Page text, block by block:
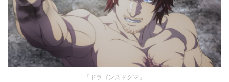
『ドラゴンズドグマ』